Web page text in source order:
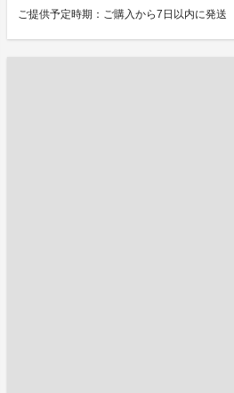
ご提供予定時期：ご購入から7日以内に発送